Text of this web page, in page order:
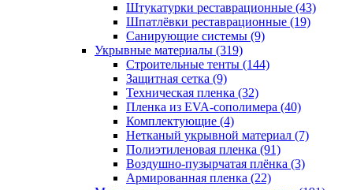
Штукатурки реставрационные (43)
Шпатлёвки реставрационные (19)
Санирующие системы (9)
Укрывные материалы (319)
Строительные тенты (144)
Защитная сетка (9)
Техническая пленка (32)
Пленка из EVA-сополимера (40)
Комплектующие (4)
Нетканый укрывной материал (7)
Полиэтиленовая пленка (91)
Воздушно-пузырчатая плёнка (3)
Армированная пленка (22)